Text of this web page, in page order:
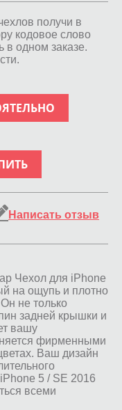
получи в
кодовое слово
в одном заказе.
Написать отзыв
Чехол для iPhone
на ощупь и плотно
не только
задней крышки и
вашу
фирменными
Ваш дизайн
5 / SE 2016
всеми